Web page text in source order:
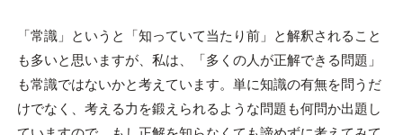
「常識」というと「知っていて当たり前」と解釈されること
も多いと思いますが、私は、「多くの人が正解できる問題」
も常識ではないかと考えています。単に知識の有無を問うだ
けでなく、考える力を鍛えられるような問題も何問か出題し